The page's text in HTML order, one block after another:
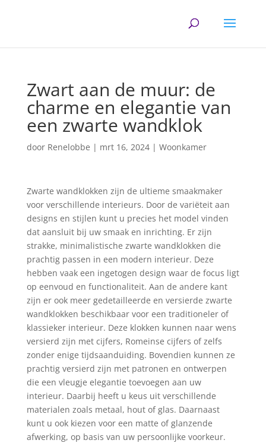
Zwart aan de muur: de
charme en elegantie van
een zwarte wandklok
door Renelobbe | mrt 16, 2024| Woonkamer
Zwarte wandklokken zijn de ultieme smaakmaker
voor verschillende interieurs. Door de variëteit aan
designs en stijlen kunt u precies het model vinden
dat aansluit bij uw smaak en inrichting. Er zijn
strakke, minimalistische zwarte wandklokken die
prachtig passen in een modern interieur. Deze
hebben vaak een ingetogen design waar de focus ligt
op eenvoud en functionaliteit. Aan de andere kant
zijn er ook meer gedetailleerde en versierde zwarte
wandklokken beschikbaar voor een traditioneler of
klassieker interieur. Deze klokken kunnen naar wens
versierd zijn met cijfers, Romeinse cijfers of zelfs
zonder enige tijdsaanduiding. Bovendien kunnen ze
prachtig versierd zijn met patronen en ontwerpen
die een vleugje elegantie toevoegen aan uw
interieur. Daarbij heeft u keus uit verschillende
materialen zoals metaal, hout of glas. Daarnaast
kunt u ook kiezen voor een matte of glanzende
afwerking, op basis van uw persoonlijke voorkeur.